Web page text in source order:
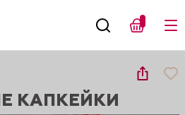
КАПКЕЙКИ